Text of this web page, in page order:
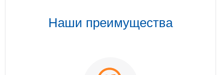
Наши преимущества